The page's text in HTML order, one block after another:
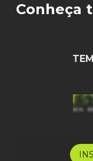
Conheça